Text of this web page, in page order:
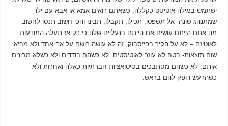
ישתמש במילה אוטיסט כקללה, כשאתם רואים אמא או אבא עם ילד
שמתנהג שונה- אל תשפטו, תכילו, תקבלו, תבינו והכי חשוב תנסו לחשוב
מה אתם הייתם עושים אם הייתם בנעליים שלנו כי רק אז תעלה המודעות
לאוטיזם – לא על הקיר בפייסבוק, זה לא עושה רושם על אף אחד ולא מביא
שום תוצאות- בטח לא עוזר לאוטיסטים. לא כשהם בודדים ולא כשלא מבינים
אותם, לא כשהם מסתבכים בסיטואציות חברתיות כאלה ואחרות ולא
כשהרעש דופק להם בראש.